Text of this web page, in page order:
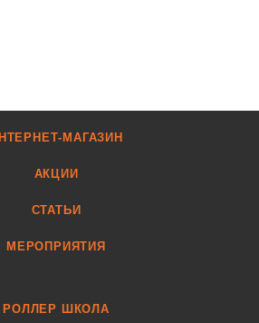
МАГАЗИН
АКЦИИ
СТАТЬИ
МЕРОПРИЯТИЯ
РОЛЛЕР ШКОЛА